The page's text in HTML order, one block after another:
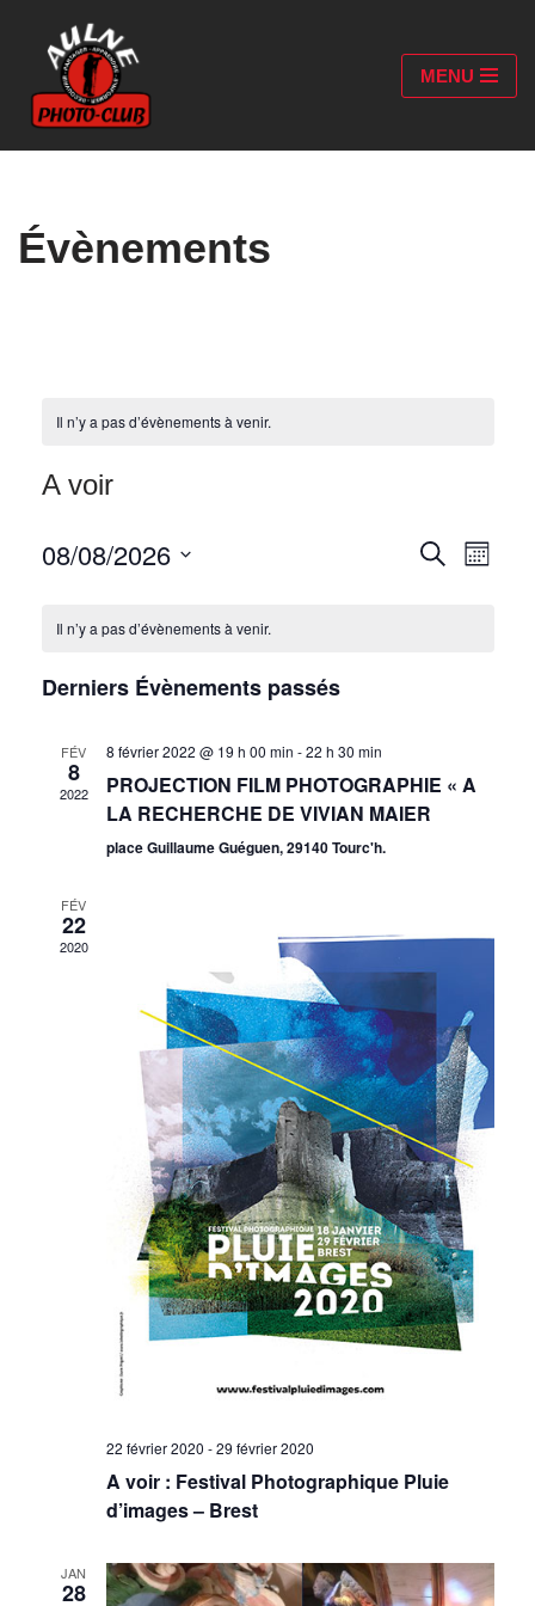
Aller
au
contenu
MENU
Évènements
Il n’y a pas d’évènements à venir.
A voir
Recherche
Mois
08/08/2026
Évènements
Il n’y a pas d’évènements à venir.
Derniers Évènements passés
FÉV
8
2022
8 février 2022 @ 19 h 00 min -22 h 30 min
PROJECTION FILM PHOTOGRAPHIE « A
LA RECHERCHE DE VIVIAN MAIER
place Guillaume Guéguen, 29140 Tourc'h.
FÉV
22
2020
22 février 2020 -29 février 2020
A voir : Festival Photographique Pluie
d’images – Brest
JAN
28